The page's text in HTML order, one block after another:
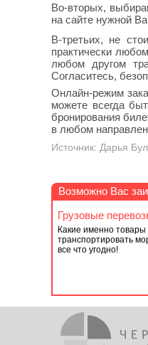
Во-вторых,
на сайте нужной
В-третьих, не
практически
любом другом
Согласитесь,
Онлайн-режим
можете всегда
бронирования
в любом
Источник: Дарья
Возможно Вас
Грузовые
Какие именно
транспортировать
все что угодно!